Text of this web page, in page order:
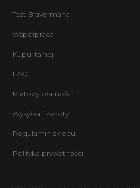
Test Bravermana
Współpraca
Kupuj taniej
FAQ
Metody płatności
Wysyłka i zwroty
Regulamin sklepu
Polityka prywatności